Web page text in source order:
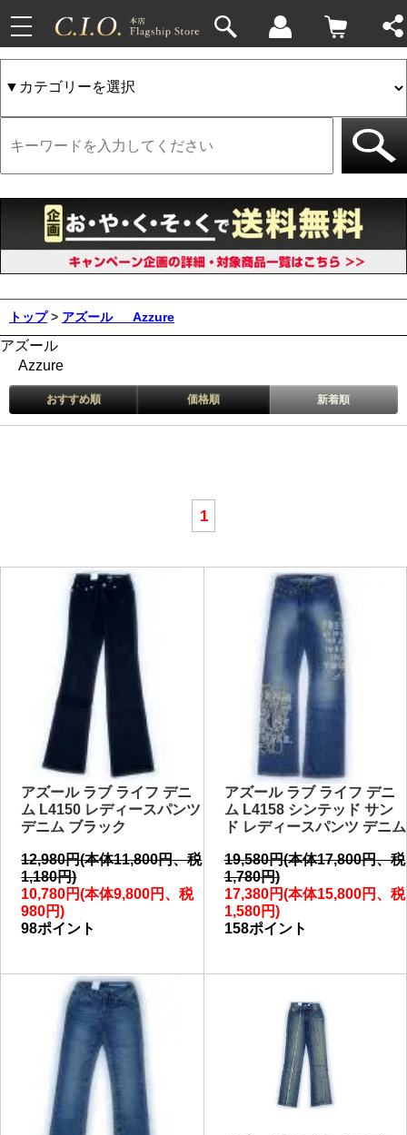
toggle
navigation
トップ > アズール Azzure
アズール
Azzure
おすすめ順 価格順 新着順
1
アズール ラブ ライフ デニ
ム L4150 レディースパンツ
デニム ブラック
12,980円(本体11,800円、税
1,180円)
10,780円(本体9,800円、税
980円)
98ポイント
アズール ラブ ライフ デニ
ム L4158 シンテッド サン
ド レディースパンツ デニム
19,580円(本体17,800円、税
1,780円)
17,380円(本体15,800円、税
1,580円)
158ポイント